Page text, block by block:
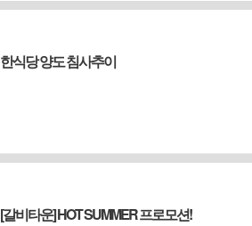
한식당 양도 침사추이
[갈비타운] HOT SUMMER 프로모션!